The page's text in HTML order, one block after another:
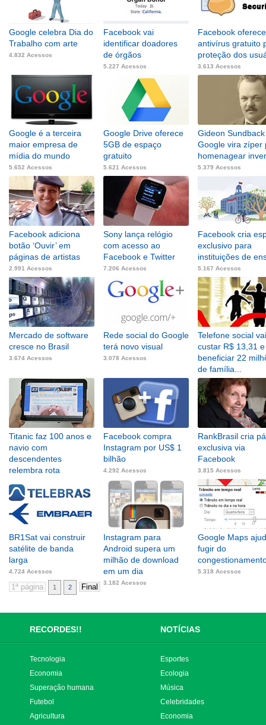
Google celebra Dia do
Trabalho com arte
4.832 Acessos
Facebook vai
identificar doadores
de órgãos
5.227 Acessos
Facebook oferece
antivírus gratuito
proteção dos
3.613 Acessos
Google é a terceira
maior empresa de
mídia do mundo
5.652 Acessos
Google Drive oferece
5GB de espaço
gratuito
5.621 Acessos
Gideon
Google vira zíper
homenagear
5.379 Acessos
Facebook adiciona
botão ‘Ouvir’ em
páginas de artistas
2.991 Acessos
Sony lança relógio
com acesso ao
Facebook e Twitter
7.206 Acessos
Facebook cria
exclusivo para
instituições de
5.167 Acessos
Mercado de software
cresce no Brasil
3.674 Acessos
Rede social do Google
terá novo visual
3.078 Acessos
Telefone social vai
custar R$ 13,31 e
beneficiar 22
de família...
3.878 Acessos
Titanic faz 100 anos e
navio com
descendentes
relembra rota
Facebook compra
Instagram por US$ 1
bilhão
4.292 Acessos
RankBrasil cria
exclusiva via
Facebook
3.815 Acessos
BR1Sat vai construir
satélite de banda
larga
4.724 Acessos
Instagram para
Android supera um
milhão de download
em um dia
3.182 Acessos
Google Maps
fugir do
5.318 Acessos
1 2
RECORDES!! NOTÍCIAS
Tecnologia
Economia
Superação humana
Futebol
Agricultura
Esportes
Ecologia
Música
Celebridades
Economia